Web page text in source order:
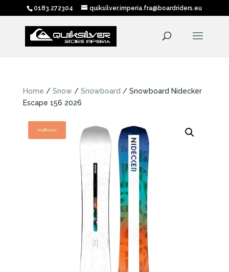
0183.272304 quiksilver.imperia.fra@boardriders.eu
Home / Snow / Snowboard / Snowboard Nidecker
Escape 156 2026
In offerta!